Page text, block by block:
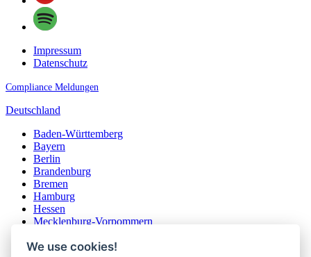
Impressum
Datenschutz
Compliance Meldungen
Deutschland
Baden-Württemberg
Bayern
Berlin
Brandenburg
Bremen
Hamburg
Hessen
Mecklenburg-Vorpommern
Nordrhein-Westfalen
We use cookies!